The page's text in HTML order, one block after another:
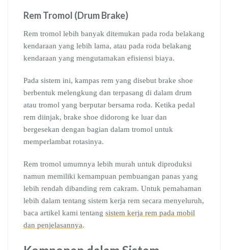
Rem Tromol (Drum Brake)
Rem tromol lebih banyak ditemukan pada roda belakang
kendaraan yang lebih lama, atau pada roda belakang
kendaraan yang mengutamakan efisiensi biaya.
Pada sistem ini, kampas rem yang disebut brake shoe
berbentuk melengkung dan terpasang di dalam drum
atau tromol yang berputar bersama roda. Ketika pedal
rem diinjak, brake shoe didorong ke luar dan
bergesekan dengan bagian dalam tromol untuk
memperlambat rotasinya.
Rem tromol umumnya lebih murah untuk diproduksi
namun memiliki kemampuan pembuangan panas yang
lebih rendah dibanding rem cakram. Untuk pemahaman
lebih dalam tentang sistem kerja rem secara menyeluruh,
baca artikel kami tentang sistem kerja rem pada mobil
dan penjelasannya.